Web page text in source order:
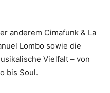
anderem Cimafunk & La
Lombo sowie die
Vielfalt – von
bis Soul.